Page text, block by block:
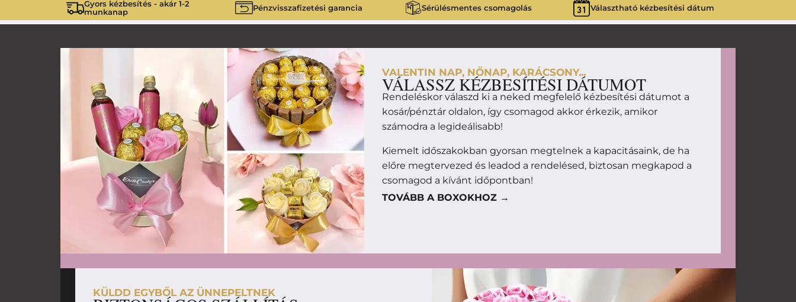
Gyors kézbesítés - akár 1-2
munkanap
Pénzvisszafizetési garancia Sérülésmentes csomagolás Választható kézbesítési dátum
VALENTIN NAP, NŐNAP, KARÁCSONY...
VÁLASSZ KÉZBESÍTÉSI DÁTUMOT
Rendeléskor válaszd ki a neked megfelelő kézbesítési dátumot a
kosár/pénztár oldalon, így csomagod akkor érkezik, amikor
számodra a legideálisabb!
Kiemelt időszakokban gyorsan megtelnek a kapacitásaink, de ha
előre megtervezed és leadod a rendelésed, biztosan megkapod a
csomagod a kívánt időpontban!
TOVÁBB A BOXOKHOZ →
KÜLDD EGYBŐL AZ ÜNNEPELTNEK